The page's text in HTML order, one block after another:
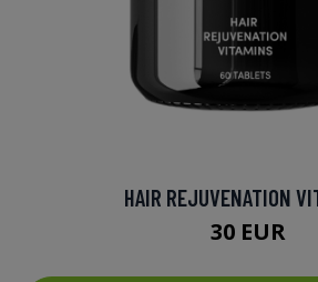
HAIR REJUVENATION
30 EUR